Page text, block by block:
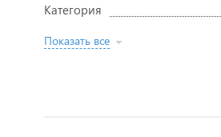
Категория
Показать все